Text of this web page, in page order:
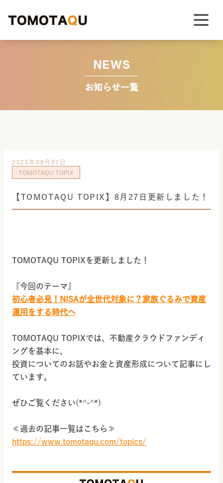
NEWS
お知らせ一覧
2025年08月27日
TOMOTAQU TOPIX
【TOMOTAQU TOPIX】8月27日更新しました！
TOMOTAQU TOPIXを更新しました！
『今回のテーマ』
初心者必見！NISAが全世代対象に？家族ぐるみで資産
運用をする時代へ
TOMOTAQU TOPIXでは、不動産クラウドファンディ
ングを基本に、
投資についてのお話やお金と資産形成について記事にし
ています。
ぜひご覧ください(*^-^*)
≪過去の記事一覧はこちら≫
https://www.tomotaqu.com/topics/